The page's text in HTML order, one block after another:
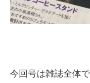
今回号は雑誌全体で